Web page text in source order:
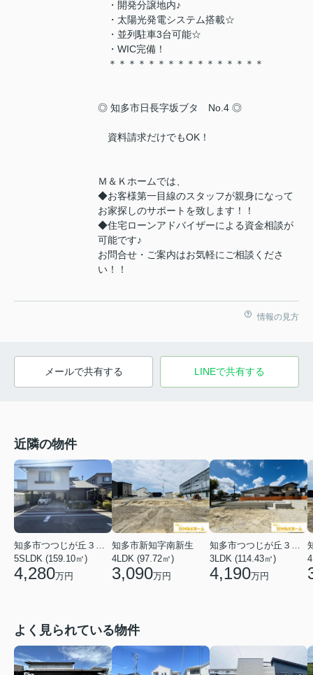
・開発分譲地内♪
・太陽光発電システム搭載☆
・並列駐車3台可能☆
・WIC完備！
＊＊＊＊＊＊＊＊＊＊＊＊＊＊＊＊
◎ 知多市日長字坂ブタ No.4 ◎
資料請求だけでもOK！
Ｍ＆Ｋホームでは、
◆お客様第一目線のスタッフが親身になって
お家探しのサポートを致します！！
◆住宅ローンアドバイザーによる資金相談が
可能です♪
お問合せ・ご案内はお気軽にご相談くださ
い！！
情報の見方
メールで共有する LINEで共有する
近隣の物件
知多市つつじが丘３丁目
5SLDK (159.10㎡)
4,280万円
知多市新知字南新生
4LDK (97.72㎡)
3,090万円
知多市つつじが丘３丁目
3LDK (114.43㎡)
4,190万円
よく見られている物件